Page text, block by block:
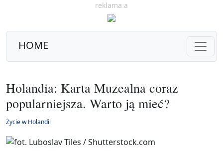
reklama a
HOME
Holandia: Karta Muzealna coraz
popularniejsza. Warto ją mieć?
Życie w Holandii